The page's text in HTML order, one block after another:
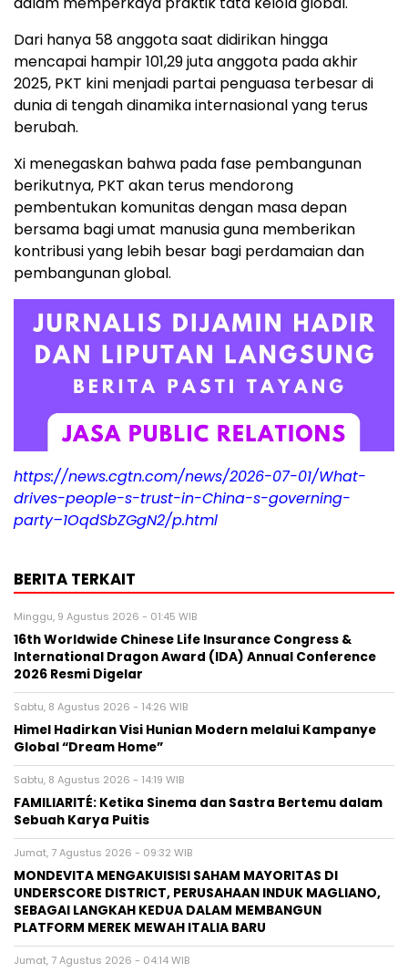
Dari hanya 58 anggota saat didirikan hingga
mencapai hampir 101,29 juta anggota pada akhir
2025, PKT kini menjadi partai penguasa terbesar di
dunia di tengah dinamika internasional yang terus
berubah.
Xi menegaskan bahwa pada fase pembangunan
berikutnya, PKT akan terus mendorong
pembentukan komunitas dengan masa depan
bersama bagi umat manusia guna memberikan
kontribusi yang lebih besar bagi perdamaian dan
pembangunan global.
https://news.cgtn.com/news/2026-07-01/What-
drives-people-s-trust-in-China-s-governing-
party–1OqdSbZGgN2/p.html
BERITA TERKAIT
Minggu, 9 Agustus 2026 - 01:45 WIB
16th Worldwide Chinese Life Insurance Congress &
International Dragon Award (IDA) Annual Conference
2026 Resmi Digelar
Sabtu, 8 Agustus 2026 - 14:26 WIB
Himel Hadirkan Visi Hunian Modern melalui Kampanye
Global “Dream Home”
Sabtu, 8 Agustus 2026 - 14:19 WIB
FAMILIARITÉ: Ketika Sinema dan Sastra Bertemu dalam
Sebuah Karya Puitis
Jumat, 7 Agustus 2026 - 09:32 WIB
MONDEVITA MENGAKUISISI SAHAM MAYORITAS DI
UNDERSCORE DISTRICT, PERUSAHAAN INDUK MAGLIANO,
SEBAGAI LANGKAH KEDUA DALAM MEMBANGUN
PLATFORM MEREK MEWAH ITALIA BARU
Jumat, 7 Agustus 2026 - 04:14 WIB